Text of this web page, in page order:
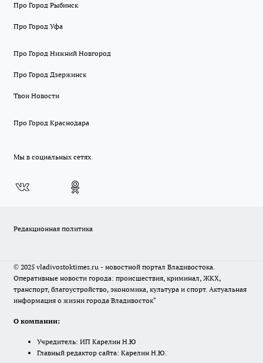
Про Город Рыбинск
Про Город Уфа
Про Город Нижний Новгород
Про Город Дзержинск
Твои Новости
Про Город Краснодара
Мы в социальных сетях
Редакционная политика
© 2025 vladivostoktimes.ru - новостной портал Владивостока.
Оперативные новости города: происшествия, криминал, ЖКХ,
транспорт, благоустройство, экономика, культура и спорт. Актуальная
информация о жизни города Владивосток"
О компании:
Учредитель: ИП Карелин Н.Ю
Главный редактор сайта: Карелин Н.Ю.